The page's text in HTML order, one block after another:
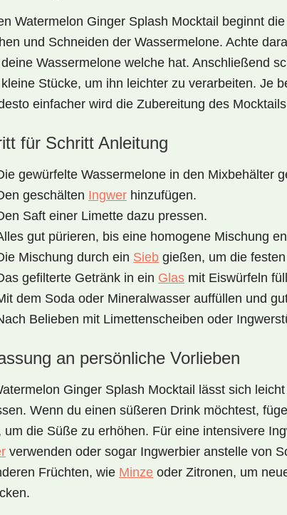
Watermelon Ginger Splash Mocktail beginnt
und Schneiden der Wassermelone. Achte
Wassermelone welche hat. Anschließend
Stücke, um ihn leichter zu verarbeiten. Je
einfacher wird die Zubereitung des
für Schritt Anleitung
gewürfelte Wassermelone in den Mixbehälter
geschälten Ingwer hinzufügen.
Saft einer Limette dazu pressen.
gut pürieren, bis eine homogene Mischung
Mischung durch ein Sieb gießen, um die
gefilterte Getränk in ein Glas mit Eiswürfeln
dem Soda oder Mineralwasser auffüllen und
Belieben mit Limettenscheiben oder
an persönliche Vorlieben
Ginger Splash Mocktail
lässt sich
Wenn du einen süßeren Drink möchtest,
um die Süße zu erhöhen. Für eine intensivere
verwenden oder sogar Ingwerbier anstelle von
Früchten, wie Minze oder Zitronen, um